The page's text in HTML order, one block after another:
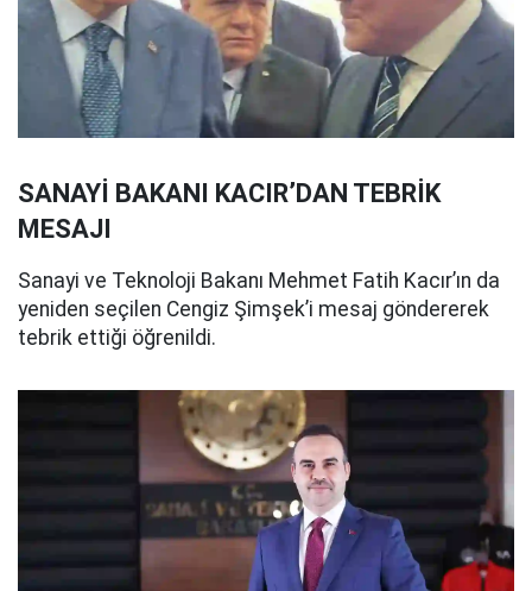
SANAYİ BAKANI KACIR’DAN TEBRİK
MESAJI
Sanayi ve Teknoloji Bakanı Mehmet Fatih Kacır’ın da
yeniden seçilen Cengiz Şimşek’i mesaj göndererek
tebrik ettiği öğrenildi.